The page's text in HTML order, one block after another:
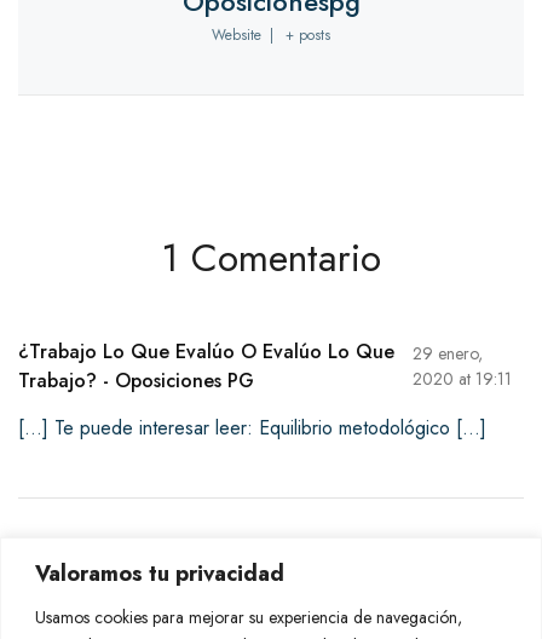
Valoramos tu privacidad
Usamos cookies para mejorar su experiencia de navegación,
Website | + posts
1 Comentario
¿Trabajo Lo Que Evalúo O Evalúo Lo Que
Trabajo? - Oposiciones PG
29 enero,
2020 at 19:11
[…] Te puede interesar leer: Equilibrio metodológico […]
Deja una respuesta
Lo siento, debes estarconectadopara publicar un